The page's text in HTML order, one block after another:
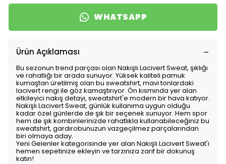
WHATSAPP
Ürün Açıklaması
Bu sezonun trend parçası olan Nakışlı Lacivert Sweat, şıklığı
ve rahatlığı bir arada sunuyor. Yüksek kaliteli pamuk
kumaştan üretilmiş olan bu sweatshirt, mavi tonlardaki
lacivert rengi ile göz kamaştırıyor. Ön kısmında yer alan
etkileyici nakış detayı, sweatshirt'e modern bir hava katıyor.
Nakışlı Lacivert Sweat, günlük kullanıma uygun olduğu
kadar özel günlerde de şık bir seçenek sunuyor. Hem spor
hem de şık kombinlerinizde rahatlıkla kullanabileceğiniz bu
sweatshirt, gardırobunuzun vazgeçilmez parçalarından
biri olmaya aday.
Yeni Gelenler kategorisinde yer alan Nakışlı Lacivert Sweat'i
hemen sepetinize ekleyin ve tarzınıza zarif bir dokunuş
katın!